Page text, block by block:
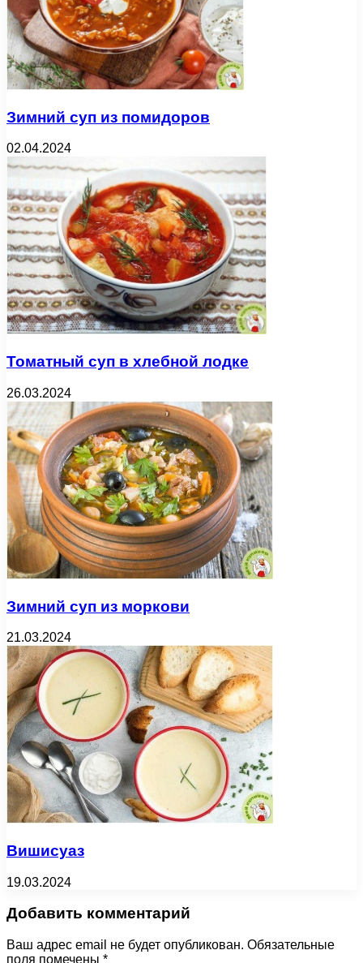
Зимний суп из помидоров
02.04.2024
Томатный суп в хлебной лодке
26.03.2024
Зимний суп из моркови
21.03.2024
Вишисуаз
19.03.2024
Добавить комментарий
Ваш адрес email не будет опубликован. Обязательные
поля помечены *